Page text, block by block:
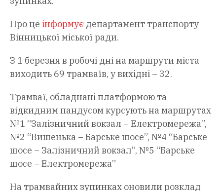
Про це інформує департамент транспорту
Вінницької міської ради.
З 1 березня в робочі дні на маршрути міста
виходить 69 трамваїв, у вихідні – 32.
Трамваї, обладнані платформою та
відкидним пандусом курсують на маршрутах
№1 “Залізничний вокзал – Електромережа”,
№2 “Вишенька – Барське шосе”, №4 “Барське
шосе – Залізничний вокзал”, №5 “Барське
шосе – Електромережа”
На трамвайних зупинках оновили розклад